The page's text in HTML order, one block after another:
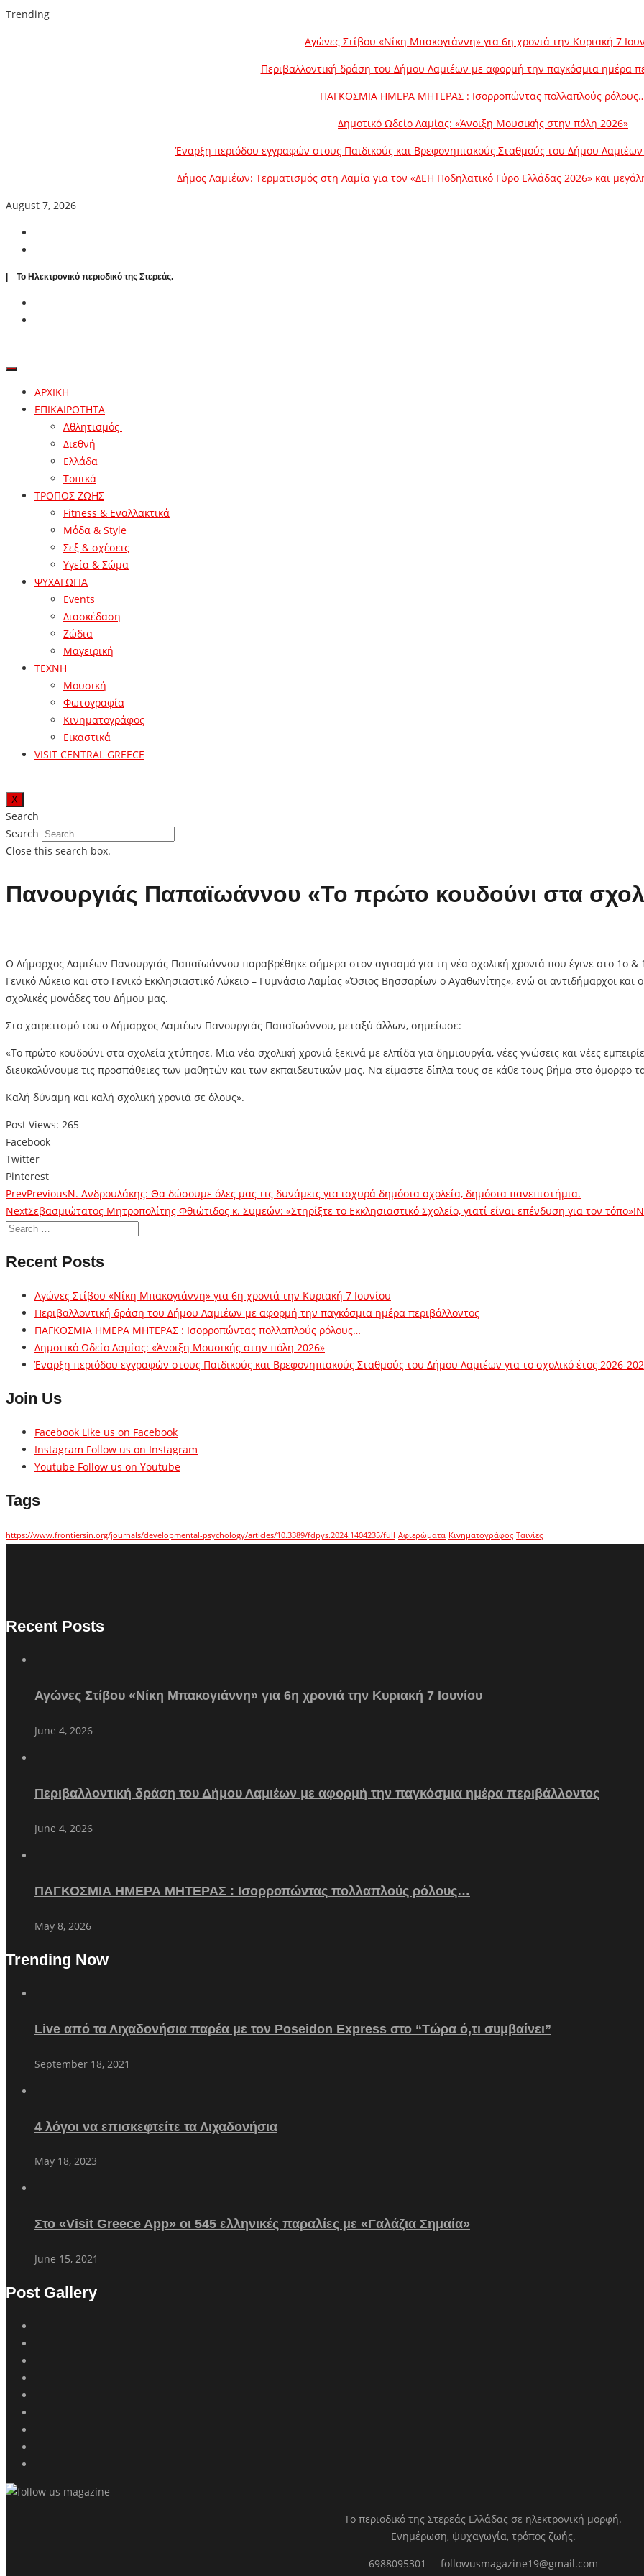
Trending
Αγώνες Στίβου «Νίκη Μπακογιάννη» για 6η χρονιά την Κυριακή 7
Περιβαλλοντική δράση του Δήμου Λαμιέων με αφορμή την παγκόσμια ημέρα
ΠΑΓΚΟΣΜΙΑ ΗΜΕΡΑ ΜΗΤΕΡΑΣ : Ισορροπώντας πολλαπλούς
Δημοτικό Ωδείο Λαμίας: «Άνοιξη Μουσικής στην πόλη 2026»
Έναρξη περιόδου εγγραφών στους Παιδικούς και Βρεφονηπιακούς Σταθμούς του Δήμου Λαμιέων
Δήμος Λαμιέων: Τερματισμός στη Λαμία για τον «ΔΕΗ Ποδηλατικό Γύρο Ελλάδας 2026» και
August 7, 2026
| To Ηλεκτρονικό περιοδικό της Στερεάς.
ΑΡΧΙΚΗ
ΕΠΙΚΑΙΡΟΤΗΤΑ
Αθλητισμός
Διεθνή
Ελλάδα
Τοπικά
ΤΡΟΠΟΣ ΖΩΗΣ
Fitness & Εναλλακτικά
Μόδα & Style
Σεξ & σχέσεις
Υγεία & Σώμα
ΨΥΧΑΓΩΓΙΑ
Events
Διασκέδαση
Ζώδια
Μαγειρική
ΤΕΧΝΗ
Μουσική
Φωτογραφία
Κινηματογράφος
Εικαστικά
VISIT CENTRAL GREECE
X
Search
Search
Close this search box.
Πανουργιάς Παπαϊωάννου «Το πρώτο κουδούνι στα
Ο Δήμαρχος Λαμιέων Πανουργιάς Παπαϊωάννου παραβρέθηκε σήμερα στον αγιασμό για τη νέα σχολική χρονιά που έγινε στο 1ο &
Γενικό Λύκειο και στο Γενικό Εκκλησιαστικό Λύκειο – Γυμνάσιο Λαμίας «Όσιος Βησσαρίων ο Αγαθωνίτης», ενώ οι αντιδήμαρχοι
σχολικές μονάδες του Δήμου μας.
Στο χαιρετισμό του ο Δήμαρχος Λαμιέων Πανουργιάς Παπαϊωάννου, μεταξύ άλλων, σημείωσε:
«Το πρώτο κουδούνι στα σχολεία χτύπησε. Μια νέα σχολική χρονιά ξεκινά με ελπίδα για δημιουργία, νέες γνώσεις και νέες
διευκολύνουμε τις προσπάθειες των μαθητών και των εκπαιδευτικών μας. Να είμαστε δίπλα τους σε κάθε τους βήμα στο όμορφο
Καλή δύναμη και καλή σχολική χρονιά σε όλους».
Post Views: 265
Facebook
Twitter
Pinterest
PrevPreviousΝ. Ανδρουλάκης: Θα δώσουμε όλες μας τις δυνάμεις για ισχυρά δημόσια σχολεία, δημόσια πανεπιστήμια.
NextΣεβασμιώτατος Μητροπολίτης Φθιώτιδος κ. Συμεών: «Στηρίξτε το Εκκλησιαστικό Σχολείο, γιατί είναι επένδυση για τον τόπο»!
Recent Posts
Αγώνες Στίβου «Νίκη Μπακογιάννη» για 6η χρονιά την Κυριακή 7 Ιουνίου
Περιβαλλοντική δράση του Δήμου Λαμιέων με αφορμή την παγκόσμια ημέρα περιβάλλοντος
ΠΑΓΚΟΣΜΙΑ ΗΜΕΡΑ ΜΗΤΕΡΑΣ : Ισορροπώντας πολλαπλούς ρόλους…
Δημοτικό Ωδείο Λαμίας: «Άνοιξη Μουσικής στην πόλη 2026»
Έναρξη περιόδου εγγραφών στους Παιδικούς και Βρεφονηπιακούς Σταθμούς του Δήμου Λαμιέων για το σχολικό έτος 2026-
Join Us
Facebook Like us on Facebook
Instagram Follow us on Instagram
Youtube Follow us on Youtube
Tags
https://www.frontiersin.org/journals/developmental-psychology/articles/10.3389/fdpys.2024.1404235/full Αφιερώματα Κινηματογράφος Ταινίες
Recent Posts
Αγώνες Στίβου «Νίκη Μπακογιάννη» για 6η χρονιά την Κυριακή 7 Ιουνίου
June 4, 2026
Περιβαλλοντική δράση του Δήμου Λαμιέων με αφορμή την παγκόσμια ημέρα περιβάλλοντος
June 4, 2026
ΠΑΓΚΟΣΜΙΑ ΗΜΕΡΑ ΜΗΤΕΡΑΣ : Ισορροπώντας πολλαπλούς ρόλους…
May 8, 2026
Trending Now
Live από τα Λιχαδονήσια παρέα με τον Poseidon Express στο “Τώρα ό,τι συμβαίνει”
September 18, 2021
4 λόγοι να επισκεφτείτε τα Λιχαδονήσια
May 18, 2023
Στο «Visit Greece App» οι 545 ελληνικές παραλίες με «Γαλάζια Σημαία»
June 15, 2021
Post Gallery
Το περιοδικό της Στερεάς Ελλάδας σε ηλεκτρονική μορφή.
Ενημέρωση, ψυχαγωγία, τρόπος ζωής.
6988095301 followusmagazine19@gmail.com